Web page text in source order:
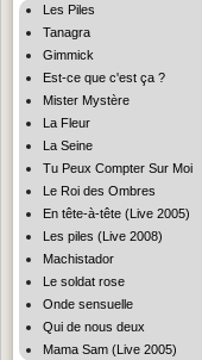
Les Piles
Tanagra
Gimmick
Est-ce que c'est ça ?
Mister Mystère
La Fleur
La Seine
Tu Peux Compter Sur Moi
Le Roi des Ombres
En tête-à-tête (Live 2005)
Les piles (Live 2008)
Machistador
Le soldat rose
Onde sensuelle
Qui de nous deux
Mama Sam (Live 2005)